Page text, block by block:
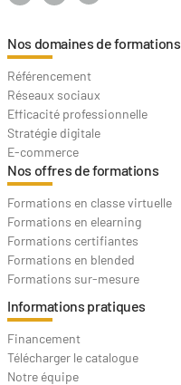
Nos domaines de formations
Référencement
Réseaux sociaux
Efficacité professionnelle
Stratégie digitale
E-commerce
Nos offres de formations
Formations en classe virtuelle
Formations en elearning
Formations certifiantes
Formations en blended
Formations sur-mesure
Informations pratiques
Financement
Télécharger le catalogue
Notre équipe